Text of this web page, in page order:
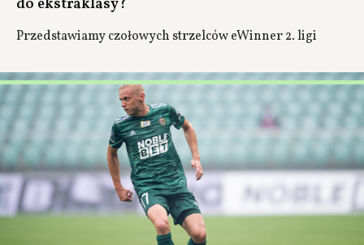
do ekstraklasy?
Przedstawiamy czołowych strzelców eWinner 2. ligi